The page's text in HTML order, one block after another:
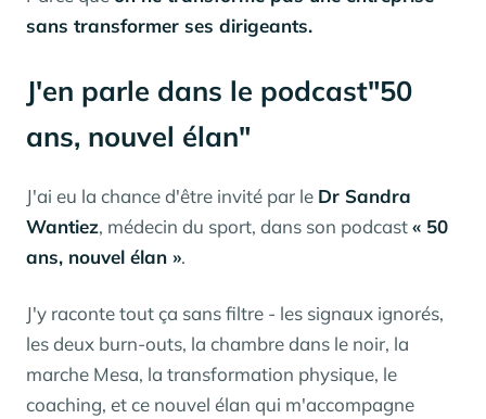
sans transformer ses dirigeants.
J'en parle dans le podcast"50
ans, nouvel élan"
J'ai eu la chance d'être invité par le Dr Sandra
Wantiez, médecin du sport, dans son podcast« 50
ans, nouvel élan ».
J'y raconte tout ça sans filtre - les signaux ignorés,
les deux burn-outs, la chambre dans le noir, la
marche Mesa, la transformation physique, le
coaching, et ce nouvel élan qui m'accompagne